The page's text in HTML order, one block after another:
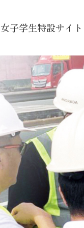
女子学生特設サイト